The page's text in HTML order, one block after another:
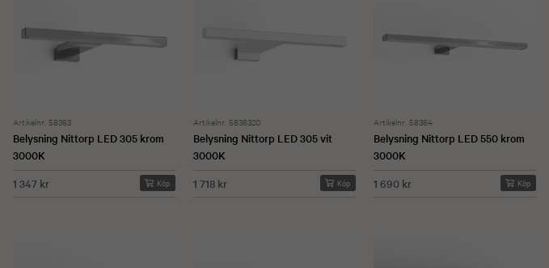
Artikelnr. 58363
Belysning Nittorp LED 305 krom
3000K
1 347 kr
Köp
Artikelnr. 5836320
Belysning Nittorp LED 305 vit
3000K
1 718 kr
Köp
Artikelnr. 58364
Belysning Nittorp LED 550 krom
3000K
1 690 kr
Köp